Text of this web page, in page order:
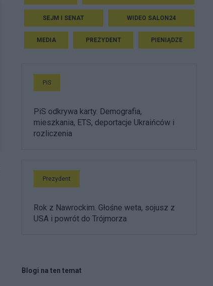
SEJM I SENAT WIDEO SALON24
MEDIA PREZYDENT PIENIĄDZE
PiS
PiS odkrywa karty. Demografia,
mieszkania, ETS, deportacje Ukraińców i
rozliczenia
Prezydent
Rok z Nawrockim. Głośne weta, sojusz z
USA i powrót do Trójmorza
Blogi na ten temat